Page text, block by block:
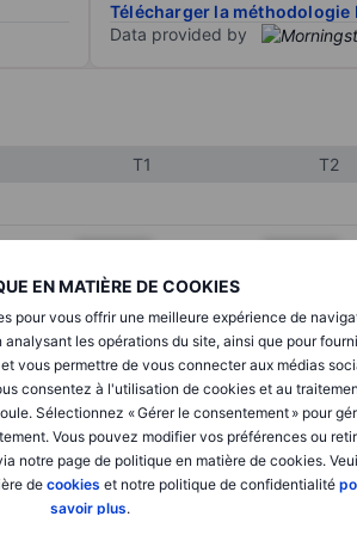
EN MATIÈRE DE COOKIES
pour vous offrir une meilleure expérience de
les opérations du site, ainsi que pour
vous permettre de vous connecter aux médias
consentez à l'utilisation de cookies et au
Sélectionnez « Gérer le consentement » pour
Vous pouvez modifier vos préférences ou
notre page de politique en matière de cookies.
de cookies et notre politique de confidentialité
savoir plus.
Télécharger la méthodologie
Data provided by
T1 T2
XXXXXXX XXXXXXX
XXXXXXX
XXXXXXX XXXXXXX
XXXXXXX XXXXXXX
XXXXXXX XXXXXXX